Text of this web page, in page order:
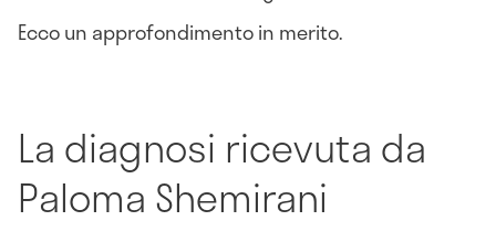
Ecco un approfondimento in merito.
La diagnosi ricevuta da
Paloma Shemirani